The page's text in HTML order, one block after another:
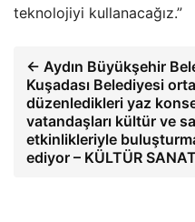
teknolojiyi kullanacağız.”
← Aydın Büyükşehir
Kuşadası Belediyesi
düzenledikleri yaz
vatandaşları kültür ve
etkinlikleriyle
ediyor – KÜLTÜR SANAT